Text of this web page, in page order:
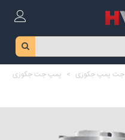
جت پمپ جکوزی > پمپ جت جکوزی